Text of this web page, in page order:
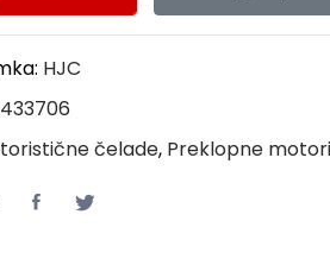
HJC
čelade, Preklopne